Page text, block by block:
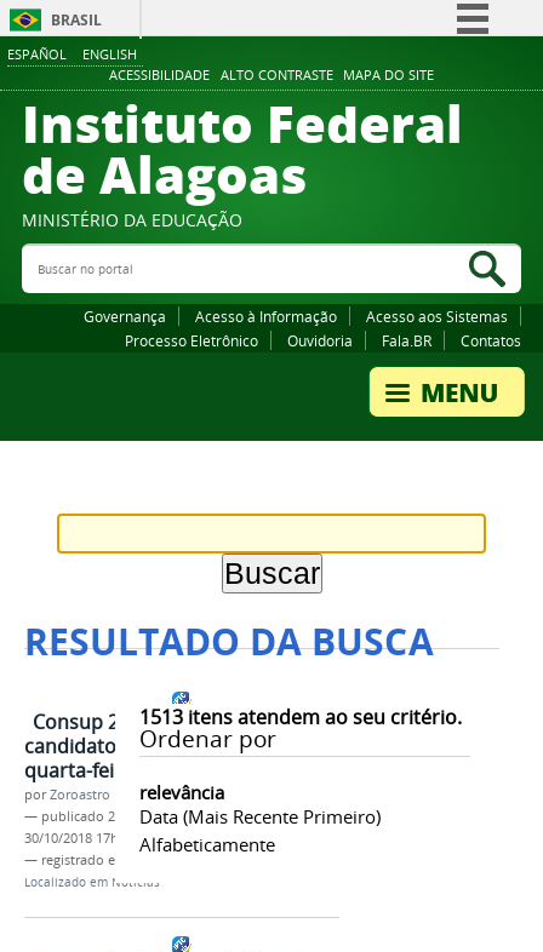
ESPAÑOL ENGLISH
ACESSIBILIDADE ALTO CONTRASTE MAPA DO SITE
BRASIL
Comunica BR
Participe
Canais
Instituto Federal
de Alagoas
MINISTÉRIO DA EDUCAÇÃO
Buscar no portal
Governança Acesso à Informação
Acesso aos Sistemas
Processo Eletrônico
Ouvidoria Fala.BR Contatos
RESULTADO DA BUSCA
1513itens atendem ao seu critério.
Ordenar por
relevância
Data (mais Recente Primeiro)
Alfabeticamente
Consup 2018-2020: conheça os
candidatos; eleição ocorre na
quarta-feira, 31
porZoroastro Neto
— publicado 26/10/2018 —última modificação
30/10/2018 17h04
— registrado em:
Localizado em Notícias